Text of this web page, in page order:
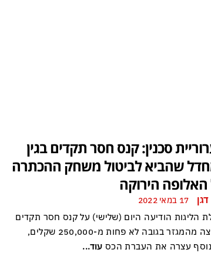
סכנין: קנס חסר תקדים בגין
שהביא לביטול משחק ההכתרה
הירוקה
הליגות הודיעה היום (שלישי) על קנס חסר תקדים
לקבוצה מהמגזר בגובה לא פחות מ-250,000 שקלים,
עצרה את העברת הכס עוד...